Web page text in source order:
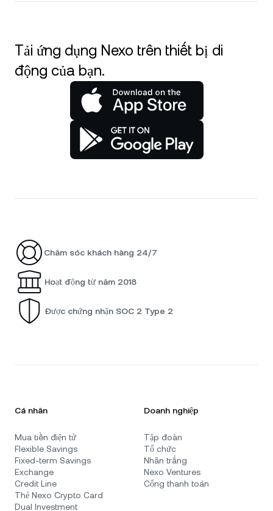
Tải ứng dụng Nexo trên thiết bị di
động của bạn.
Chăm sóc khách hàng 24/7
Hoạt động từ năm 2018
Được chứng nhận SOC 2 Type 2
Cá nhân
Mua tiền điện tử
Flexible Savings
Fixed-term Savings
Exchange
Credit Line
Thẻ Nexo Crypto Card
Dual Investment
Doanh nghiệp
Tập đoàn
Tổ chức
Nhãn trắng
Nexo Ventures
Cổng thanh toán